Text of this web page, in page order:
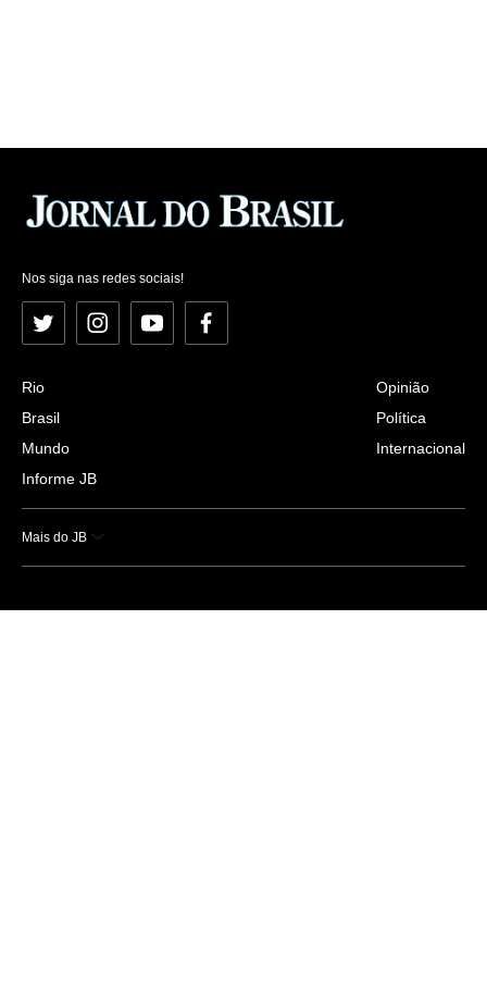
Nos siga nas redes sociais!
Twitter InstagramYouTubeFacebook
Rio
Brasil
Mundo
Informe JB
Opinião
Política
Internacional
Mais do JB
Esportes